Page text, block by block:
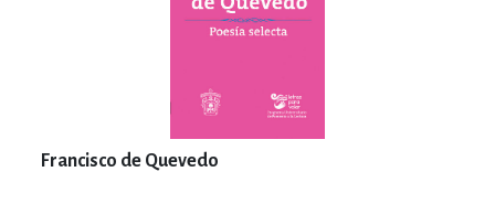
Francisco de Quevedo